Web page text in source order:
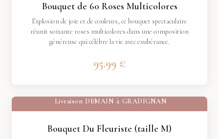
Bouquet de 60 Roses Multicolores
Explosion de joie et de couleurs, ce bouquet spectaculaire
réunit soixante roses multicolores dans une composition
généreuse qui célèbre la vie avec exubérance.
95.99 €
Livraison DEMAIN à GRADIGNAN
Bouquet Du Fleuriste (taille M)